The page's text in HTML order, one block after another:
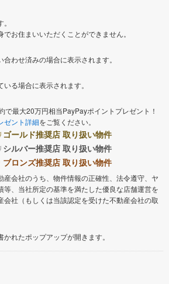
地域
平塚市
茅ヶ崎市
秦野市
大和市
南足柄市
お住まいいただくことができません。
わせ済みの場合に表示されます。
る場合に表示されます。
で最大20万円相当PayPayポイントプレゼント！
ゼント詳細をご覧ください。
ゴールド推奨店 取り扱い物件
シルバー推奨店 取り扱い物件
ブロンズ推奨店 取り扱い物件
産会社のうち、物件情報の正確性、法令遵守、ヤ
等、当社所定の基準を満たした優良な店舗運営を
会社（もしくは当該認定を受けた不動産会社の取
れたポップアップが開きます。